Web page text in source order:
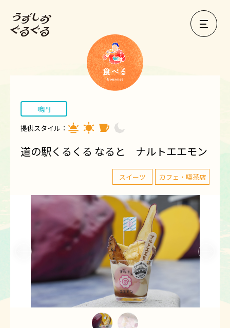
鳴門
提供スタイル：
道の駅くるくる なると ナルトエエモン
スイーツ カフェ・喫茶店